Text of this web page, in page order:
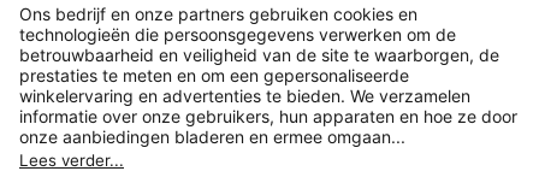
Payment and Delivery
Versleuteling met